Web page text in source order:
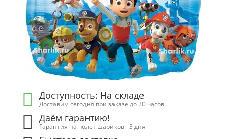
Доступность: На складе
Доставим сегодня при заказе до 20 часов
Даём гарантию!
Гарантия на полёт шариков - 3 дня